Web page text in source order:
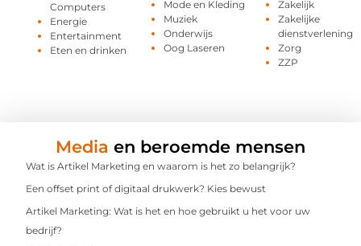
Computers
Energie
Entertainment
Eten en drinken
Mode en Kleding
Muziek
Onderwijs
Oog Laseren
Zakelijk
Zakelijke
dienstverlening
Zorg
ZZP
Media en beroemde mensen
Wat is Artikel Marketing en waarom is het zo belangrijk?
Een offset print of digitaal drukwerk? Kies bewust
Artikel Marketing: Wat is het en hoe gebruikt u het voor uw
bedrijf?